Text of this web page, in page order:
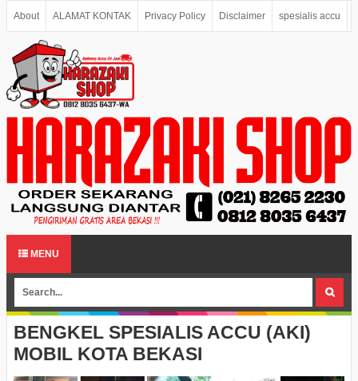
About ALAMAT KONTAK Privacy Policy Disclaimer spesialis accu
MENU
BENGKEL SPESIALIS ACCU (AKI)
MOBIL KOTA BEKASI